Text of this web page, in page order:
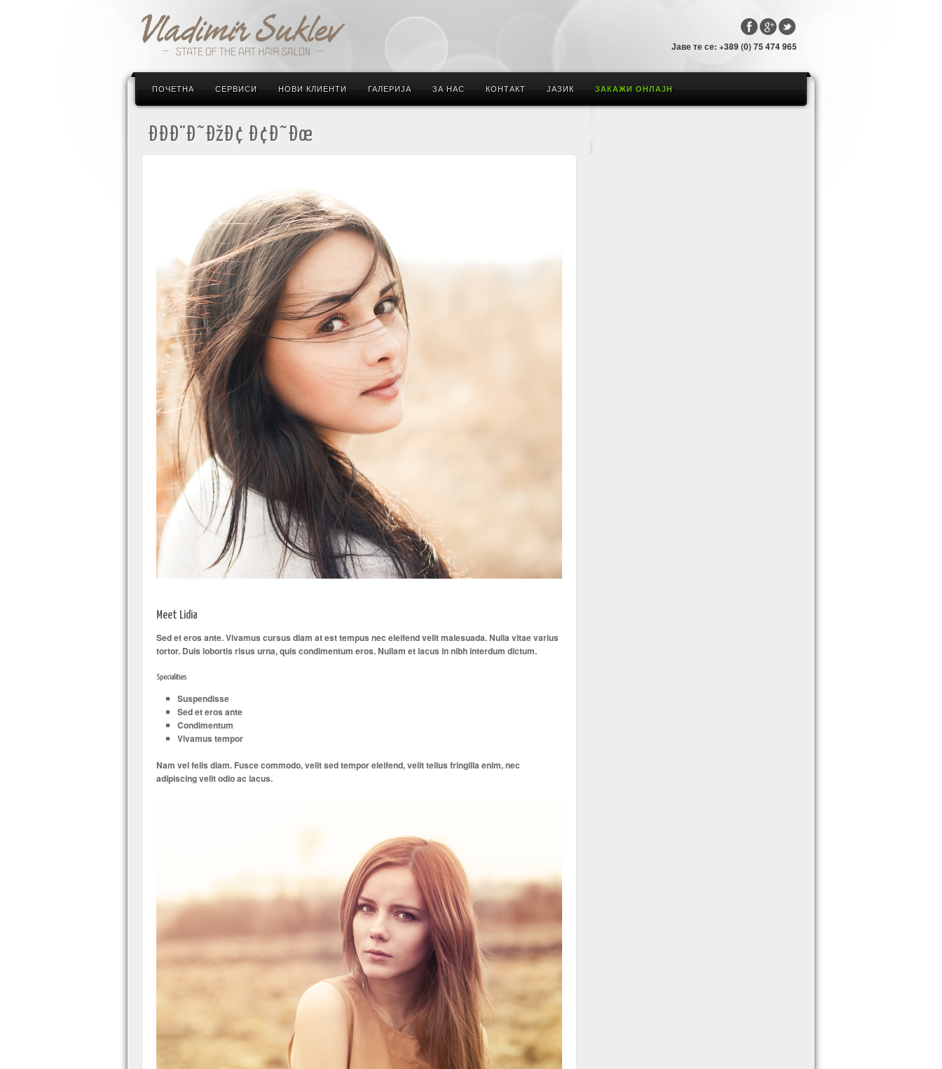
Јаве те се: +389 (0) 75 474 965
ПОЧЕТНА СЕРВИСИ НОВИ КЛИЕНТИ ГАЛЕРИЈА ЗА НАС КОНТАКТ ЈАЗИК ЗАКАЖИ ОНЛАЈН
ÐÐÐ¨Ð˜ÐžÐ¢ Ð¢Ð˜Ðœ
Meet Lidia
Sed et eros ante. Vivamus cursus diam at est tempus nec eleifend velit malesuada. Nulla vitae varius
tortor. Duis lobortis risus urna, quis condimentum eros. Nullam et lacus in nibh interdum dictum.
Specialities
Suspendisse
Sed et eros ante
Condimentum
Vivamus tempor
Nam vel felis diam. Fusce commodo, velit sed tempor eleifend, velit tellus fringilla enim, nec
adipiscing velit odio ac lacus.